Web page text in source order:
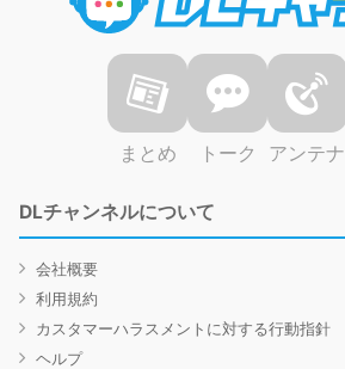
まとめ トーク アンテナ
DLチャンネルについて
会社概要
利用規約
カスタマーハラスメントに対する行動指針
ヘルプ